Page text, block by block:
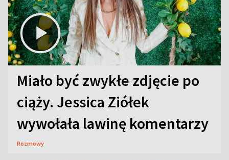
Miało być zwykłe zdjęcie po
ciąży. Jessica Ziółek
wywołała lawinę komentarzy
Rozmowy